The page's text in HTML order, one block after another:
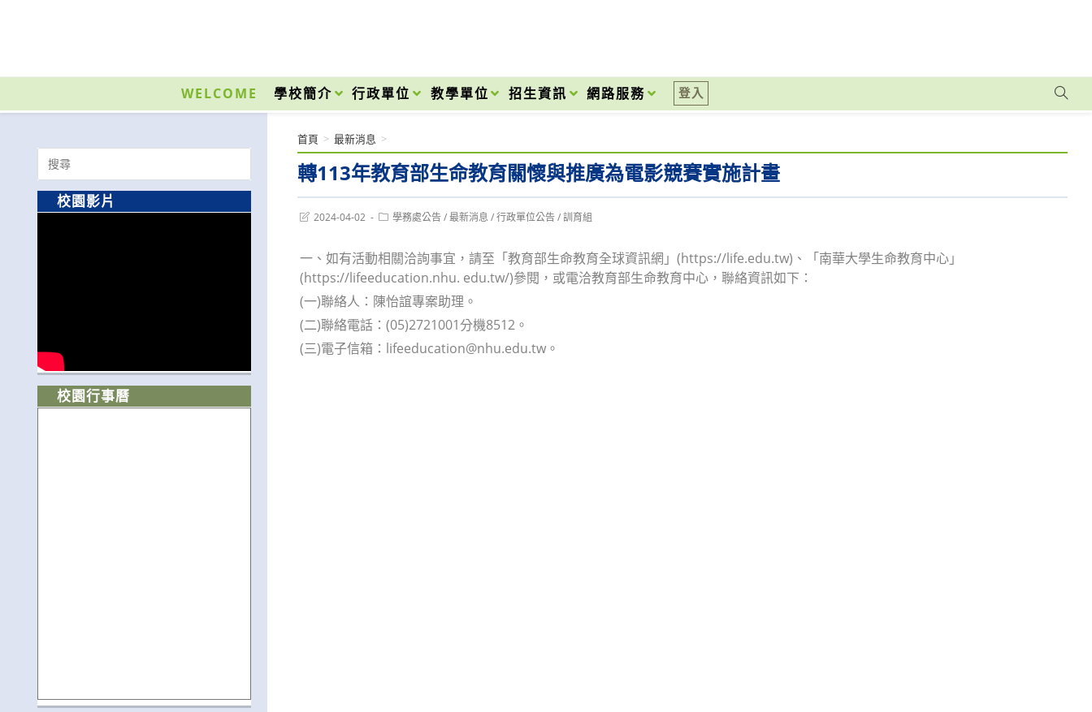
內
WELCOME 學校簡介 行政單位 教學單位 招生資訊 網路服務 登入
轉113年教育部生命教育關懷與推廣為電影競賽實施計畫
首頁 > 最新消息 >
Post2024-04-02
Post學務處公告 / 最新消息 / 行政單位公告 / 訓育組
一、如有活動相關洽詢事宜，請至「教育部生命教育全球資訊網」(https://life.edu.tw)、「南華大學生命教育中心」
(https://lifeeducation.nhu. edu.tw/)參閱，或電洽教育部生命教育中心，聯絡資訊如下：
(一)聯絡人：陳怡誼專案助理。
(二)聯絡電話：(05)2721001分機8512。
(三)電子信箱：lifeeducation@nhu.edu.tw。
Search
for:
校園影片
校園行事曆